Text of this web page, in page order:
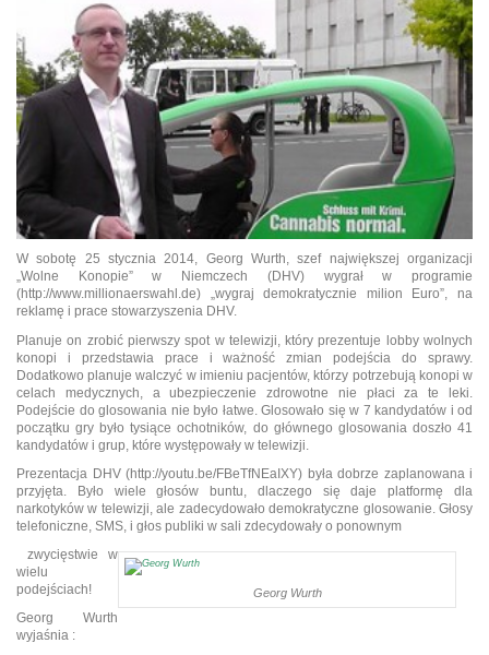
W sobotę 25 stycznia 2014, Georg Wurth, szef największej organizacji
„Wolne Konopie” w Niemczech (DHV) wygrał w programie
(http://www.millionaerswahl.de) „wygraj demokratycznie milion Euro”, na
reklamę i prace stowarzyszenia DHV.
Planuje on zrobić pierwszy spot w telewizji, który prezentuje lobby wolnych
konopi i przedstawia prace i ważność zmian podejścia do sprawy.
Dodatkowo planuje walczyć w imieniu pacjentów, którzy potrzebują konopi w
celach medycznych, a ubezpieczenie zdrowotne nie płaci za te leki.
Podejście do glosowania nie było łatwe. Glosowało się w 7 kandydatów i od
początku gry było tysiące ochotników, do głównego glosowania doszło 41
kandydatów i grup, które występowały w telewizji.
Prezentacja DHV (http://youtu.be/FBeTfNEaIXY) była dobrze zaplanowana i
przyjęta. Było wiele głosów buntu, dlaczego się daje platformę dla
narkotyków w telewizji, ale zadecydowało demokratyczne glosowanie. Głosy
telefoniczne, SMS, i głos publiki w sali zdecydowały o ponownym
Georg Wurth
zwycięstwie w
wielu
podejściach!
Georg Wurth
wyjaśnia :